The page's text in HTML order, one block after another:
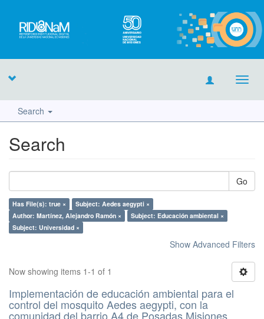
Search
Search
Go
Has File(s): true ×
Subject: Aedes aegypti ×
Author: Martínez, Alejandro Ramón ×
Subject: Educación ambiental ×
Subject: Universidad ×
Show Advanced Filters
Now showing items 1-1 of 1
Implementación de educación ambiental para el
control del mosquito Aedes aegypti, con la
comunidad del barrio A4 de Posadas Misiones